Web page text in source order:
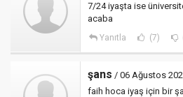
7/24 iyaşta ise
acaba
Yanıtla (7)
şans / 06 Ağustos
faih hoca iyaş için bir